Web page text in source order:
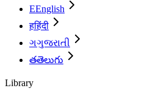
EEnglish
हहिंदी
ગગુજરાતી
తతెలుగు
Library